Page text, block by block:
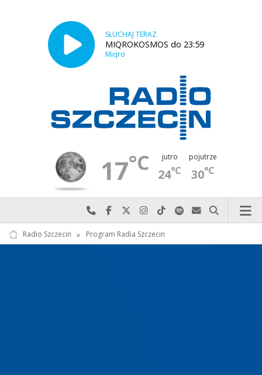
SŁUCHAJ TERAZ
MIQROKOSMOS do 23:59
Miqro
17°C jutro
24°C
pojutrze
30°C
Najlepiej po prostu do nas zadzwoń
Odwiedź nas na Facebook-u
Odwiedź nas na X
Odwiedź nas na Instagram-ie
Odwiedź nas na TikTok-u
Szukaj nas na Spotify
Wyślij do nas
Szukaj
Radio Szczecin » Program Radia Szczecin